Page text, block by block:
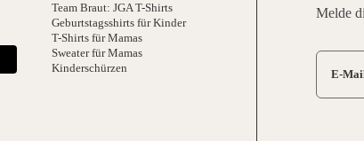
Team Braut: JGA T-Shirts
Geburtstagsshirts für Kinder
T-Shirts für Mamas
Sweater für Mamas
Kinderschürzen
Melde